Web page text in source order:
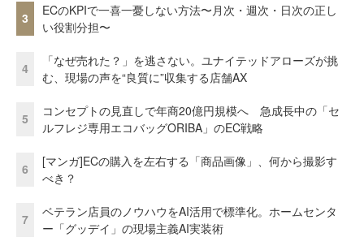
3
ECのKPIで一喜一憂しない方法〜月次・週次・日次の正し
い役割分担〜
4
「なぜ売れた？」を逃さない。ユナイテッドアローズが挑
む、現場の声を“良質に”収集する店舗AX
5
コンセプトの見直しで年商20億円規模へ 急成長中の「セ
ルフレジ専用エコバッグORIBA」のEC戦略
6
[マンガ]ECの購入を左右する「商品画像」、何から撮影す
べき？
7
ベテラン店員のノウハウをAI活用で標準化。ホームセンタ
ー「グッデイ」の現場主義AI実装術